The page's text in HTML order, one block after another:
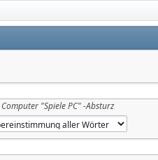
Computer "Spiele PC" -Absturz